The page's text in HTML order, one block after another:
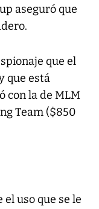
aseguró que
que el
que está
con la de MLM
Team ($850
el uso que se le